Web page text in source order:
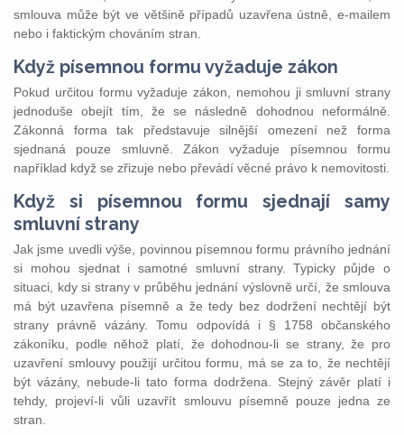
smlouva může být ve většině případů uzavřena ústně, e‑mailem
nebo i faktickým chováním stran.
Když písemnou formu vyžaduje zákon
Pokud určitou formu vyžaduje zákon, nemohou ji smluvní strany
jednoduše obejít tím, že se následně dohodnou neformálně.
Zákonná forma tak představuje silnější omezení než forma
sjednaná pouze smluvně. Zákon vyžaduje písemnou formu
například když se zřizuje nebo převádí věcné právo k nemovitosti.
Když si písemnou formu sjednají samy
smluvní strany
Jak jsme uvedli výše, povinnou písemnou formu právního jednání
si mohou sjednat i samotné smluvní strany. Typicky půjde o
situaci, kdy si strany v průběhu jednání výslovně určí, že smlouva
má být uzavřena písemně a že tedy bez dodržení nechtějí být
strany právně vázány. Tomu odpovídá i § 1758 občanského
zákoníku, podle něhož platí, že dohodnou-li se strany, že pro
uzavření smlouvy použijí určitou formu, má se za to, že nechtějí
být vázány, nebude-li tato forma dodržena. Stejný závěr platí i
tehdy, projeví-li vůli uzavřít smlouvu písemně pouze jedna ze
stran.